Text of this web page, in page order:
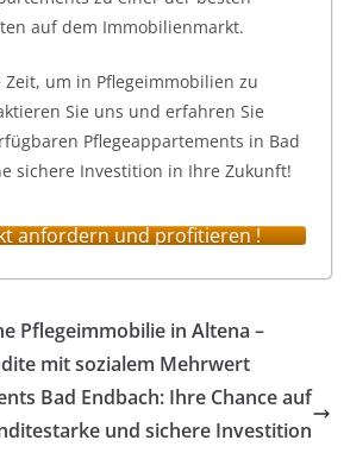
auf dem Immobilienmarkt.
Zeit, um in Pflegeimmobilien zu
Sie uns und erfahren Sie
Pflegeappartements in Bad
sichere Investition in Ihre Zukunft!
anfordern und profitieren !
Pflegeimmobilie in Altena –
mit sozialem Mehrwert
Bad Endbach: Ihre Chance auf
und sichere Investition